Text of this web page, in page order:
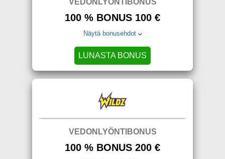
VEDONLYÖNTIBONUS
100 % BONUS 100 €
Näytä bonusehdot
LUNASTA BONUS
VEDONLYÖNTIBONUS
100 % BONUS 200 €